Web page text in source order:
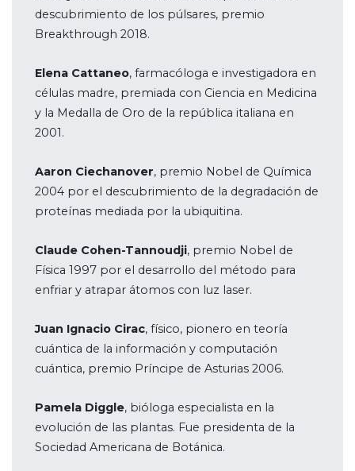
descubrimiento de los púlsares, premio
Breakthrough 2018.
Elena Cattaneo, farmacóloga e investigadora en
células madre, premiada con Ciencia en Medicina
y la Medalla de Oro de la república italiana en
2001.
Aaron Ciechanover, premio Nobel de Química
2004 por el descubrimiento de la degradación de
proteínas mediada por la ubiquitina.
Claude Cohen-Tannoudji, premio Nobel de
Física 1997 por el desarrollo del método para
enfriar y atrapar átomos con luz laser.
Juan Ignacio Cirac, físico, pionero en teoría
cuántica de la información y computación
cuántica, premio Príncipe de Asturias 2006.
Pamela Diggle, bióloga especialista en la
evolución de las plantas. Fue presidenta de la
Sociedad Americana de Botánica.